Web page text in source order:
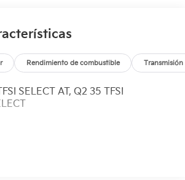
Rendimiento de combustible Transmisión
SELECT AT, Q2 35 TFSI